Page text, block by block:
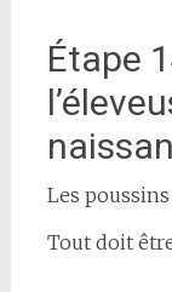
Étape
Les
Tout doit